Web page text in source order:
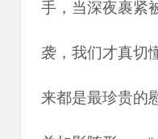
手，当深夜裹紧
袭，我们才真切
来都是最珍贵的